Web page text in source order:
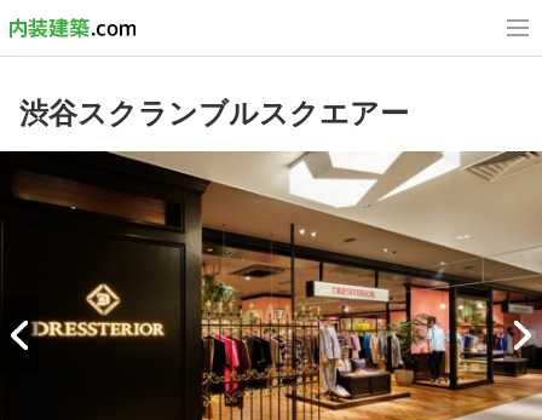
渋谷スクランブルスクエアー